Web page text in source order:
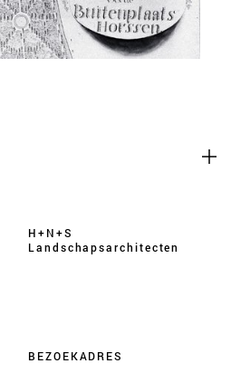
H+N+S
Landschaps­architecten
BEZOEKADRES